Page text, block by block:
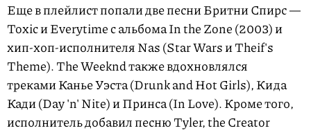
Еще в плейлист попали две песни Бритни Спирс —
Toxic и Everytime c альбома In the Zone (2003) и
хип-хоп-исполнителя Nas (Star Wars и Theif's
Theme). The Weeknd также вдохновлялся
треками Канье Уэста (Drunk and Hot Girls), Кида
Кади (Day 'n' Nite) и Принса (In Love). Кроме того,
исполнитель добавил песню Tyler, the Creator